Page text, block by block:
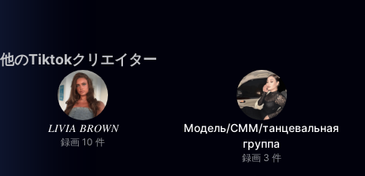
他のTiktokクリエイター
𝐿𝐼𝑉𝐼𝐴 𝐵𝑅𝑂𝑊𝑁
録画 10 件
Модель/СММ/танцевальная
группа
録画 3 件